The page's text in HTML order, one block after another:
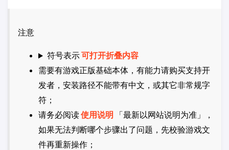
注意
符号表示可打开折叠内容
需要有游戏正版基础本体，有能力请购买支持开
发者，安装路径不能带有中文，或其它非常规字
符；
请务必阅读使用说明
「最新以网站说明为准」，
如果无法判断哪个步骤出了问题，先校验游戏文
件再重新操作；